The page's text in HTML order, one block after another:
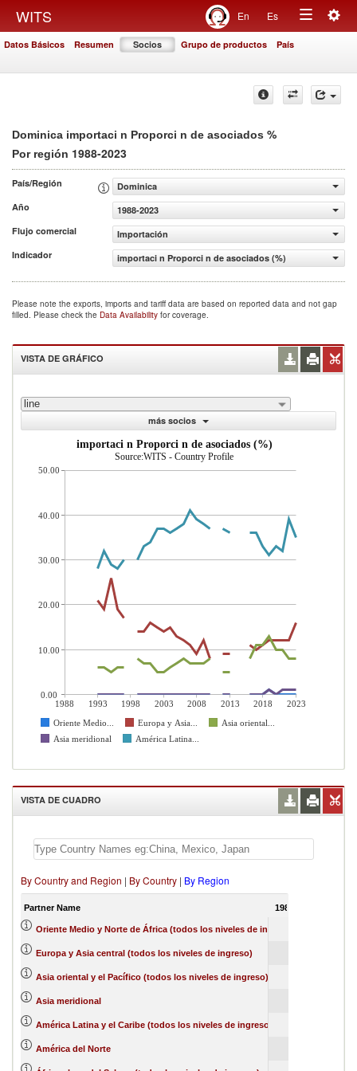
WITS En Es
Toggle
Datos Básicos Resumen Socios Grupo de productos País
Dominica importaci n Proporci n de asociados %
Por región 1988-2023
País/Región
Dominica
Año
1988-2023
Flujo comercial
Importación
Indicador
importaci n Proporci n de asociados (%)
Please note the exports, imports and tariff data are based on reported data and not gap
filled. Please check the Data Availability for coverage.
VISTA DE GRÁFICO
line
más socios
importaci n Proporci n de asociados (%)
Source:WITS - Country Profile
1988 1993 1998 2003 2008 2013 2018
2023
Oriente Medio...
Europa y Asia...
Asia oriental...
Asia meridional
América Latina...
50.00
40.00
30.00
20.00
10.00
0.00
VISTA DE CUADRO
By Country and Region | By Country | By Region
Partner Name 1988
Oriente Medio y Norte de África (todos los niveles de ingreso)
Europa y Asia central (todos los niveles de ingreso)
Asia oriental y el Pacífico (todos los niveles de ingreso)
Asia meridional
América Latina y el Caribe (todos los niveles de ingreso)
América del Norte